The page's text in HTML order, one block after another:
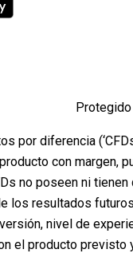
por diferencia
con
no poseen ni
los resultados
nivel de
el producto previsto